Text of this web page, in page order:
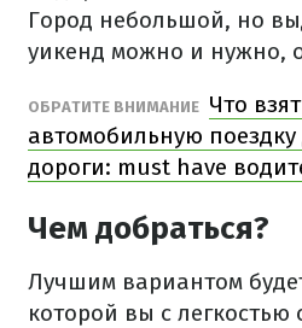
Город небольшой, но
уикенд можно и нужно,
ОБРАТИТЕ ВНИМАНИЕ Что
автомобильную
дороги: must have
Чем добраться?
Лучшим вариантом
которой вы с легкостью